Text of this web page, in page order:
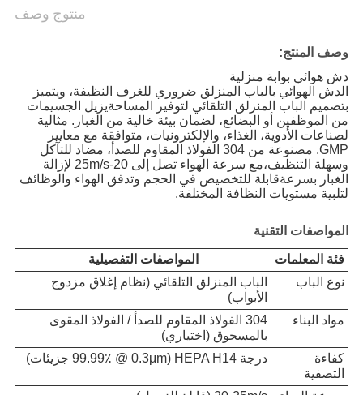
منتوج وصف
وصف المنتج:
دش هوائي بوابة منزلية
الدش الهوائي بالباب المنزلق ضروري للغرف النظيفة، ويتميز
بتصميم الباب المنزلق التلقائي لتوفير المساحةيزيل الجسيمات
من الموظفين أو البضائع، لضمان بيئة خالية من الغبار. مثالية
لصناعات الأدوية، الغذاء، والإلكترونيات، متوافقة مع معايير
GMP. مصنوعة من 304 الفولاذ المقاوم للصدأ، مضاد للتآكل
وسهلة التنظيف،مع سرعة الهواء تصل إلى 20-25m/s لإزالة
الغبار بسرعةقابلة للتخصيص في الحجم وتدفق الهواء والوظائف
لتلبية مستويات النظافة المختلفة.
المواصفات التقنية
فئة المعلمات
المواصفات التفصيلية
نوع الباب
الباب المنزلق التلقائي (نظام إغلاق مزدوج
الأبواب)
مواد البناء
304 الفولاذ المقاوم للصدأ / الفولاذ المقوى
بالمسحوق (اختياري)
كفاءة
التصفية
درجة HEPA H14 (99.99٪ @ 0.3μm جزيئات)